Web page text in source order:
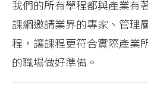
我們的所有學程都與產業有
課綱邀請業界的專家、管理
程，讓課程更符合實際產業
的職場做好準備。